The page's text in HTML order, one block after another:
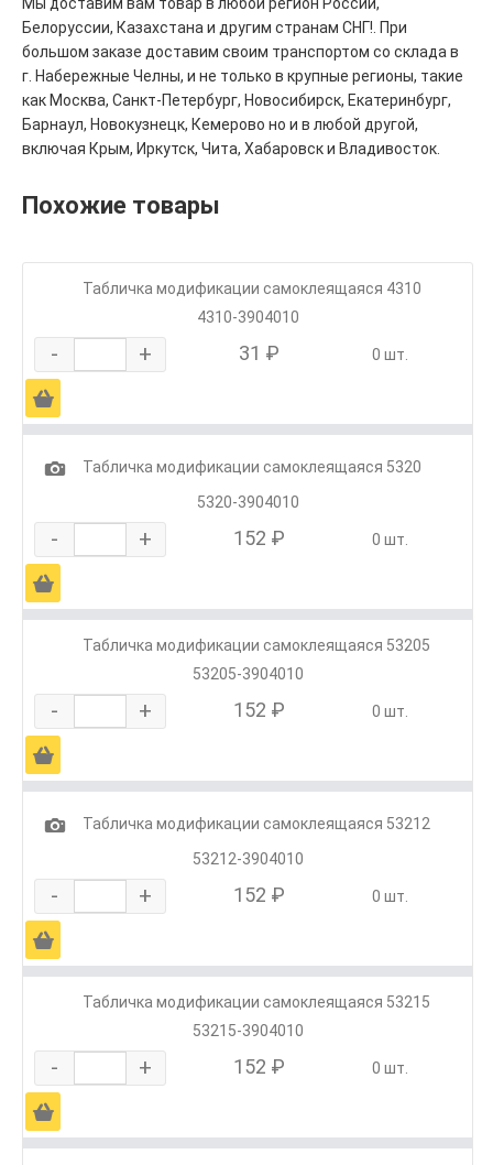
Белоруссии, Казахстана и другим странам СНГ!. При
большом заказе доставим своим транспортом со склада в
г. Набережные Челны, и не только в крупные регионы, такие
как Москва, Санкт-Петербург, Новосибирск, Екатеринбург,
Барнаул, Новокузнецк, Кемерово но и в любой другой,
включая Крым, Иркутск, Чита, Хабаровск и Владивосток.
Похожие товары
Табличка модификации самоклеящаяся 4310
4310-3904010
- + 31 ₽ 0 шт.
Ä
1
Табличка модификации самоклеящаяся 5320
5320-3904010
- + 152 ₽ 0 шт.
Ä
Табличка модификации самоклеящаяся 53205
53205-3904010
- + 152 ₽ 0 шт.
Ä
1
Табличка модификации самоклеящаяся 53212
53212-3904010
- + 152 ₽ 0 шт.
Ä
Табличка модификации самоклеящаяся 53215
53215-3904010
- + 152 ₽ 0 шт.
Ä